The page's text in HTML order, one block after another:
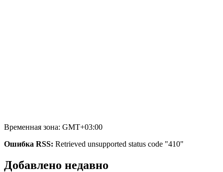
Временная зона: GMT+03:00
Ошибка RSS: Retrieved unsupported status code "410"
Добавлено недавно